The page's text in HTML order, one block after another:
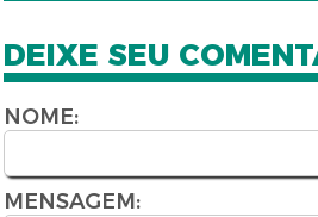
DEIXE SEU
NOME:
MENSAGEM: